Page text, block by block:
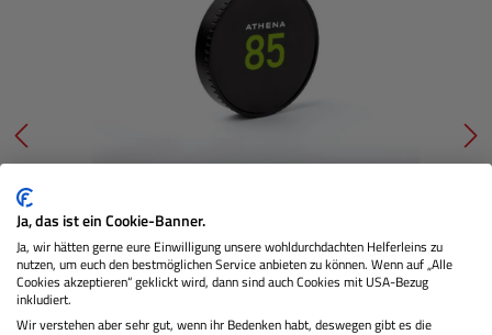
Athena Prime 85mm T1.9 Objektivdeckel
Nicht Lagernd
Ja, das ist ein Cookie-Banner.
Ja, wir hätten gerne eure Einwilligung unsere wohldurchdachten Helferleins zu
nutzen, um euch den bestmöglichen Service anbieten zu können. Wenn auf „Alle
Cookies akzeptieren“ geklickt wird, dann sind auch Cookies mit USA-Bezug
inkludiert.
Wir verstehen aber sehr gut, wenn ihr Bedenken habt, deswegen gibt es die